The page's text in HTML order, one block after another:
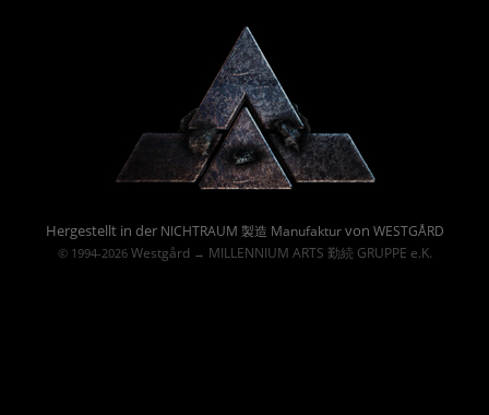
Hergestellt in der NICHTRAUM 製造 Manufakturvon WESTGÅRD
© 1994-2026 Westgård→ MILLENNIUM ARTS 勤続 GRUPPE e.K.
Powered By :